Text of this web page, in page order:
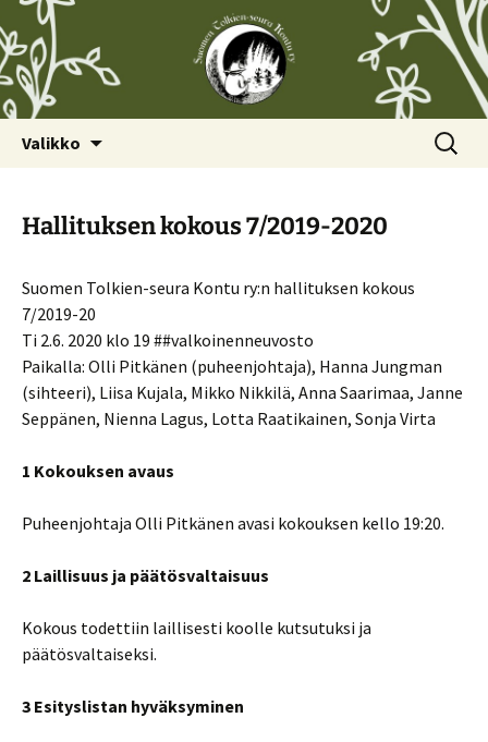
Valikko Haku:
Hallituksen kokous 7/2019-2020
Suomen Tolkien-seura Kontu ry:n hallituksen kokous
7/2019-20
Ti 2.6. 2020 klo 19 ##valkoinenneuvosto
Paikalla: Olli Pitkänen (puheenjohtaja), Hanna Jungman
(sihteeri), Liisa Kujala, Mikko Nikkilä, Anna Saarimaa, Janne
Seppänen, Nienna Lagus, Lotta Raatikainen, Sonja Virta
1 Kokouksen avaus
Puheenjohtaja Olli Pitkänen avasi kokouksen kello 19:20.
2 Laillisuus ja päätösvaltaisuus
Kokous todettiin laillisesti koolle kutsutuksi ja
päätösvaltaiseksi.
3 Esityslistan hyväksyminen